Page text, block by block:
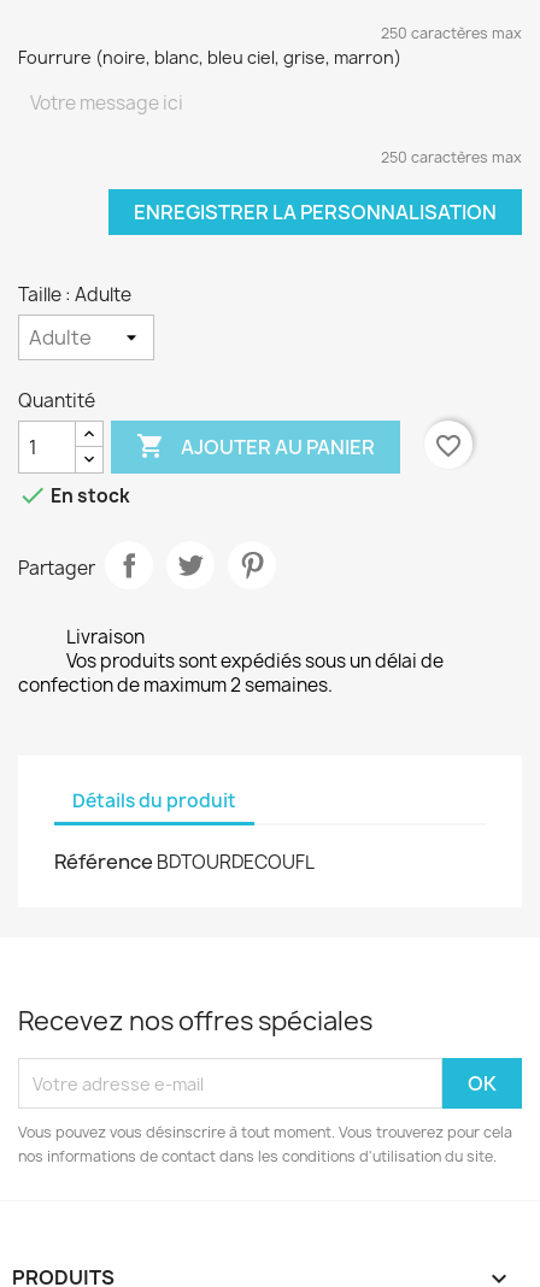
250 caractères max
Fourrure (noire, blanc, bleu ciel, grise, marron)
250 caractères max
ENREGISTRER LA PERSONNALISATION
Taille : Adulte
Quantité
 AJOUTER AU PANIER
favorite_border
 En stock
Partager
Livraison
Vos produits sont expédiés sous un délai de
confection de maximum 2 semaines.
Détails du produit
Référence BDTOURDECOUFL
Recevez nos offres spéciales
Vous pouvez vous désinscrire à tout moment. Vous trouverez pour cela
nos informations de contact dans les conditions d'utilisation du site.
PRODUITS 